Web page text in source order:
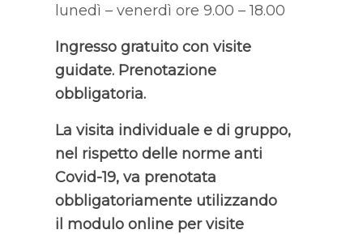
lunedì – venerdì ore 9.00 – 18.00
Ingresso gratuito con visite
guidate. Prenotazione
obbligatoria.
La visita individuale e di gruppo,
nel rispetto delle norme anti
Covid-19, va prenotata
obbligatoriamente utilizzando
il modulo online per visite